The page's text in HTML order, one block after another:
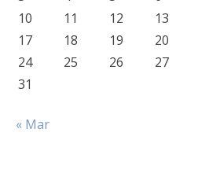
10
11 12 13
17
18 19 20
24
25 26 27
31
« Mar